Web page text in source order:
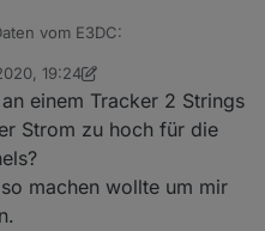
vom E3DC:
19:24
einem Tracker 2 Strings
Strom zu hoch für die
machen wollte um mir